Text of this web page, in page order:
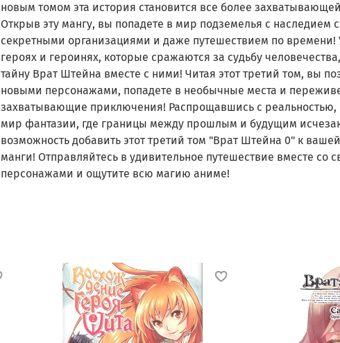
новым томом эта история становится все более
Открыв эту мангу, вы попадете в мир подземелья с наследием
секретными организациями и даже путешествием по времени!
героях и героинях, которые сражаются за судьбу
тайну Врат Штейна вместе с ними! Читая этот третий том, вы
новыми персонажами, попадете в необычные места и
захватывающие приключения! Распрощавшись с реальностью,
мир фантазии, где границы между прошлым и будущим
возможность добавить этот третий том "Врат Штейна 0" к
манги! Отправляйтесь в удивительное путешествие вместе
персонажами и ощутите всю магию аниме!